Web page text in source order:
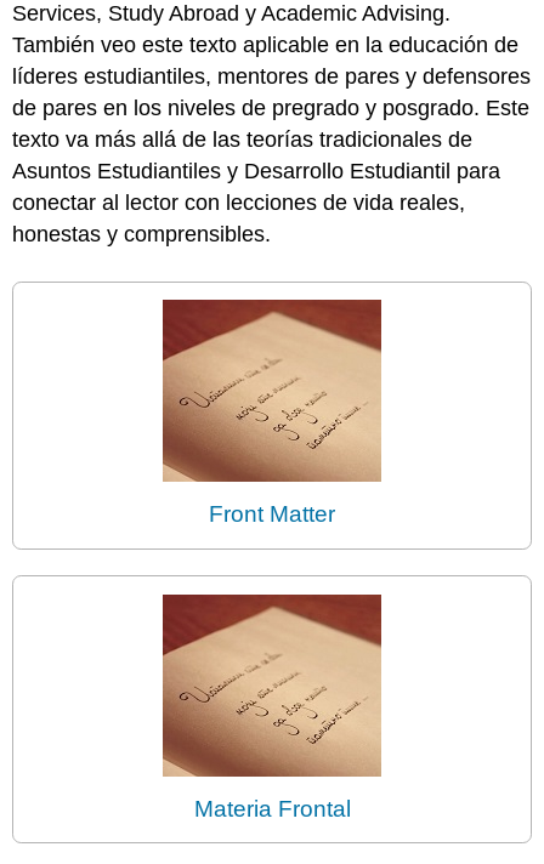
Services, Study Abroad y Academic Advising.
También veo este texto aplicable en la educación de
líderes estudiantiles, mentores de pares y defensores
de pares en los niveles de pregrado y posgrado. Este
texto va más allá de las teorías tradicionales de
Asuntos Estudiantiles y Desarrollo Estudiantil para
conectar al lector con lecciones de vida reales,
honestas y comprensibles.
Front Matter
Materia Frontal